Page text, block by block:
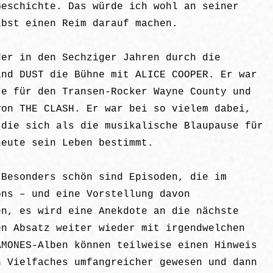
Das würde ich wohl an seiner
einen Reim darauf machen.
in den Sechziger Jahren durch die
die Bühne mit ALICE COOPER. Er war
den Transen-Rocker Wayne County und
THE CLASH. Er war bei so vielem dabei,
sich als die musikalische Blaupause für
sein Leben bestimmt.
schön sind Episoden, die im
– und eine Vorstellung davon
es wird eine Anekdote an die nächste
Absatz weiter wieder mit irgendwelchen
Alben können teilweise einen Hinweis
umfangreicher gewesen und dann